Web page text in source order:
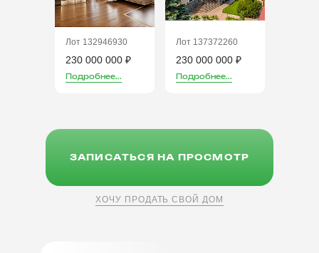
Лот 132946930
230 000 000 ₽
Подробнее...
Лот 137372260
230 000 000 ₽
Подробнее...
ЗАПИСАТЬСЯ НА ПРОСМОТР
ХОЧУ ПРОДАТЬ СВОЙ ДОМ